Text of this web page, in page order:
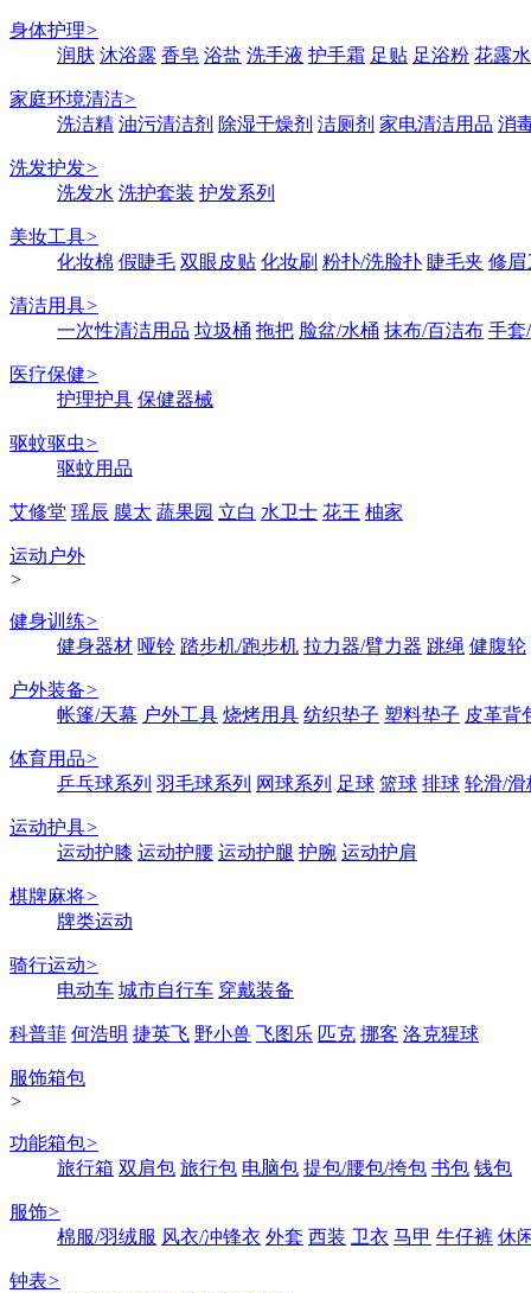
身体护理>
润肤 沐浴露 香皂 浴盐 洗手液 护手霜 足贴 足浴粉 花露水
家庭环境清洁>
洗洁精 油污清洁剂 除湿干燥剂 洁厕剂 家电清洁用品 消
洗发护发>
洗发水 洗护套装 护发系列
美妆工具>
化妆棉 假睫毛 双眼皮贴 化妆刷 粉扑/洗脸扑 睫毛夹 修眉
清洁用具>
一次性清洁用品 垃圾桶 拖把 脸盆/水桶 抹布/百洁布 手套
医疗保健>
护理护具 保健器械
驱蚊驱虫>
驱蚊用品
艾修堂 瑶辰 膜太 蔬果园 立白 水卫士 花王 柚家
运动户外
>
健身训练>
健身器材 哑铃 踏步机/跑步机 拉力器/臂力器 跳绳 健腹轮
户外装备>
帐篷/天幕 户外工具 烧烤用具 纺织垫子 塑料垫子 皮革背
体育用品>
乒乓球系列 羽毛球系列 网球系列 足球 篮球 排球 轮滑/滑
运动护具>
运动护膝 运动护腰 运动护腿 护腕 运动护肩
棋牌麻将>
牌类运动
骑行运动>
电动车 城市自行车 穿戴装备
科普菲 何浩明 捷英飞 野小兽 飞图乐 匹克 挪客 洛克猩球
服饰箱包
>
功能箱包>
旅行箱 双肩包 旅行包 电脑包 提包/腰包/挎包 书包 钱包
服饰>
棉服/羽绒服 风衣/冲锋衣 外套 西装 卫衣 马甲 牛仔裤 休
钟表>